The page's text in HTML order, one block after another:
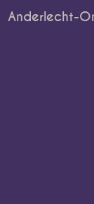
Anderlecht-